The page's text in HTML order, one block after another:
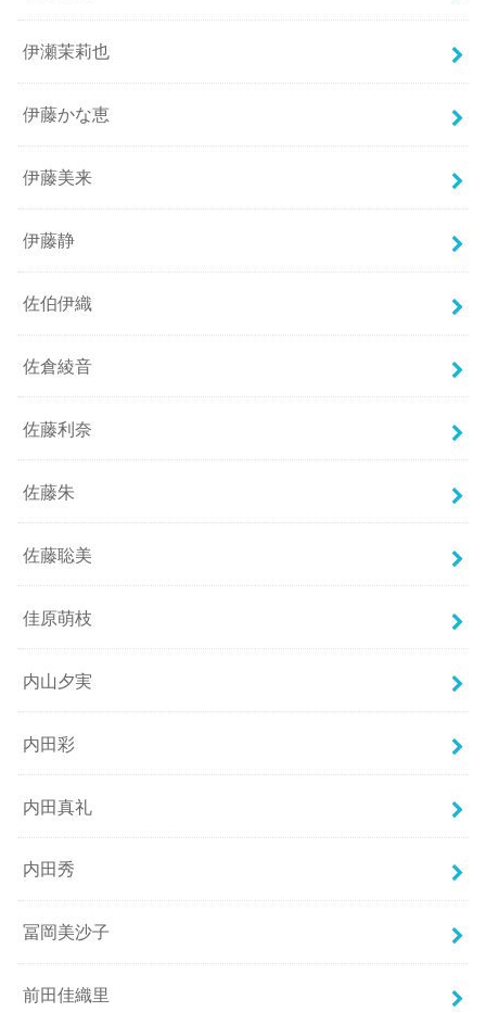
伊瀬茉莉也
伊藤かな恵
伊藤美来
伊藤静
佐伯伊織
佐倉綾音
佐藤利奈
佐藤朱
佐藤聡美
佳原萌枝
内山夕実
内田彩
内田真礼
内田秀
冨岡美沙子
前田佳織里